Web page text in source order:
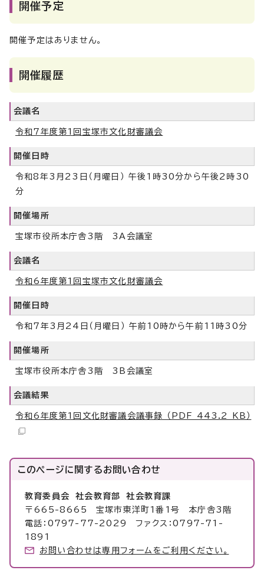
開催予定
開催予定はありません。
開催履歴
会議名
令和7年度第1回宝塚市文化財審議会
開催日時
令和8年3月23日（月曜日） 午後1時30分から午後2時30
分
開催場所
宝塚市役所本庁舎3階 3A会議室
会議名
令和6年度第1回宝塚市文化財審議会
開催日時
令和7年3月24日（月曜日） 午前10時から午前11時30分
開催場所
宝塚市役所本庁舎3階 3B会議室
会議結果
令和6年度第1回文化財審議会議事録 （PDF 443.2 KB）
このページに関するお問い合わせ
教育委員会 社会教育部 社会教育課
〒665-8665 宝塚市東洋町1番1号 本庁舎3階
電話：0797-77-2029 ファクス：0797-71-
1891
お問い合わせは専用フォームをご利用ください。